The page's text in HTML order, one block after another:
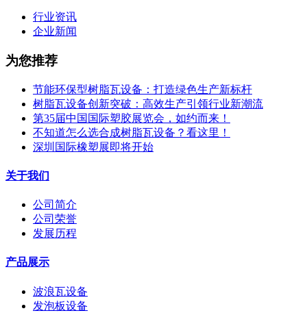
行业资讯
企业新闻
为您推荐
节能环保型树脂瓦设备：打造绿色生产新标杆
树脂瓦设备创新突破：高效生产引领行业新潮流
第35届中国国际塑胶展览会，如约而来！
不知道怎么选合成树脂瓦设备？看这里！
深圳国际橡塑展即将开始
关于我们
公司简介
公司荣誉
发展历程
产品展示
波浪瓦设备
发泡板设备